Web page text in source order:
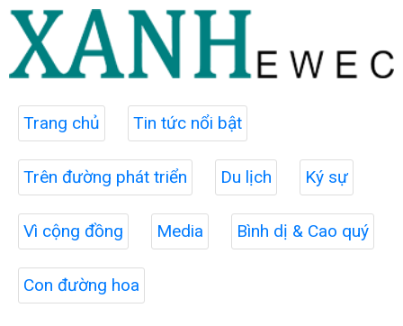
Trang chủ Tin tức nổi bật
Trên đường phát triển Du lịch Ký sự
Vì cộng đồng Media Bình dị & Cao quý
Con đường hoa